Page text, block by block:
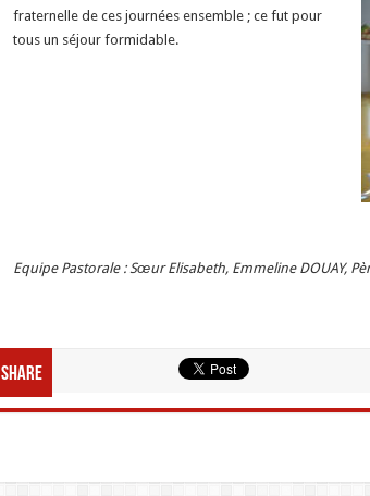
fraternelle de ces journées ensemble ; ce fut pour
tous un séjour formidable.
Equipe Pastorale : Sœur Elisabeth, Emmeline DOUAY,
Share